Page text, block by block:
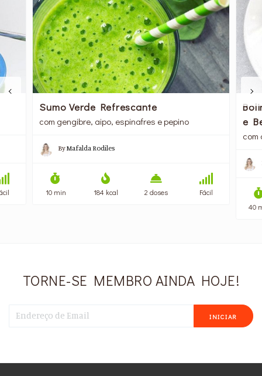
Sumo Verde Refrescante
com gengibre, aipo, espinafres e pepino
ByMafalda Rodiles
10 min 184 kcal 2 doses Fácil
e
com
40
TORNE-SE MEMBRO AINDA HOJE!
INICIAR